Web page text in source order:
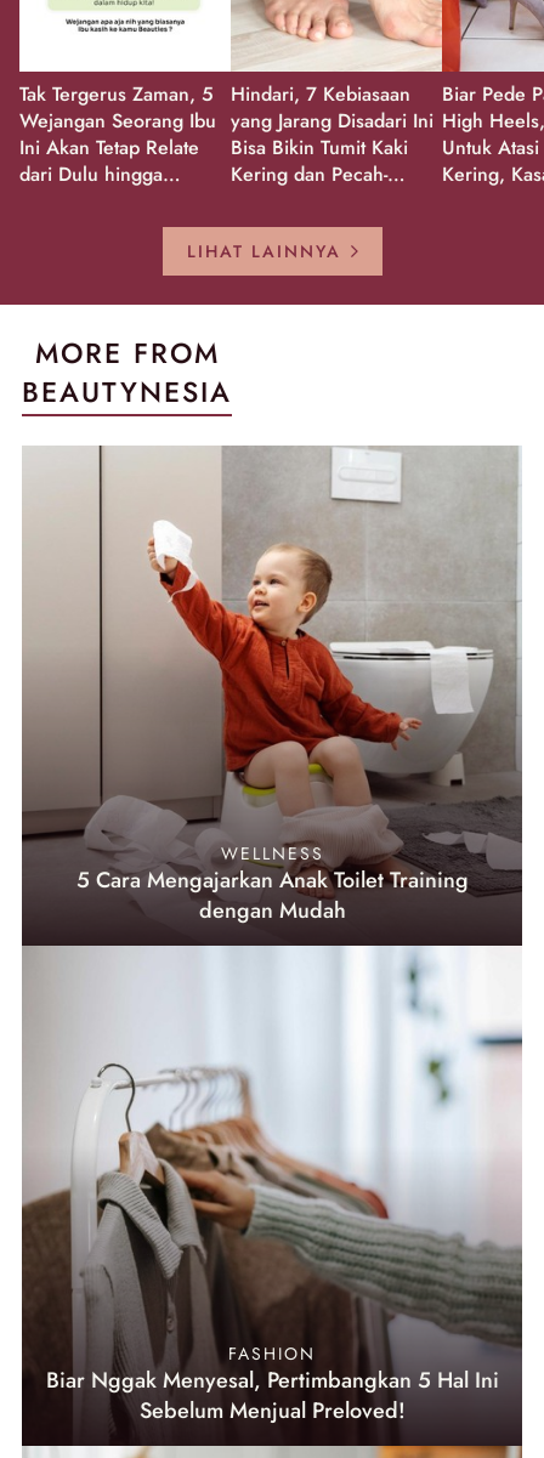
Tak Tergerus Zaman, 5
Wejangan Seorang Ibu
Ini Akan Tetap Relate
dari Dulu hingga
Hindari, 7 Kebiasaan
yang Jarang Disadari Ini
Bisa Bikin Tumit Kaki
Kering dan Pecah-
Biar Pede
High
Untuk
Kering,
LIHAT LAINNYA
MORE FROM
BEAUTYNESIA
WELLNESS
5 Cara Mengajarkan Anak Toilet Training
dengan Mudah
FASHION
Biar Nggak Menyesal, Pertimbangkan 5 Hal Ini
Sebelum Menjual Preloved!